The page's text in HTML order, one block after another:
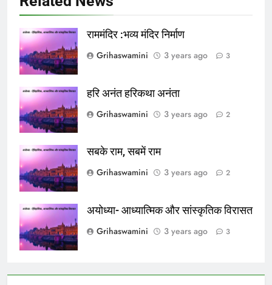
राममंदिर :भव्य मंदिर निर्माण
Grihaswamini
3 years ago 3
हरि अनंत हरिकथा अनंता
Grihaswamini
3 years ago 2
सबके राम, सबमें राम
Grihaswamini
3 years ago 2
अयोध्या- आध्यात्मिक और सांस्कृतिक विरासत
Grihaswamini
3 years ago 3